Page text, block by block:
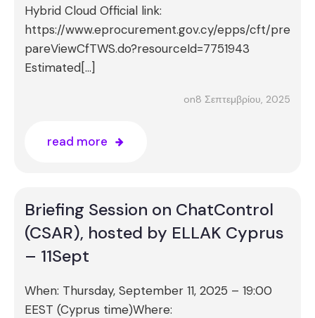
Hybrid Cloud Official link:
https://www.eprocurement.gov.cy/epps/cft/pre
pareViewCfTWS.do?resourceId=7751943
Estimated[…]
on8 Σεπτεμβρίου, 2025
read more
Briefing Session on ChatControl
(CSAR), hosted by ELLAK Cyprus
– 11Sept
When: Thursday, September 11, 2025 – 19:00
EEST (Cyprus time)Where: